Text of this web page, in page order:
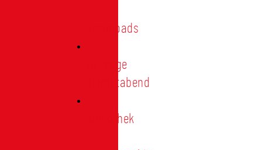
Downloads
Vorträge
Heimatabend
Bibliothek